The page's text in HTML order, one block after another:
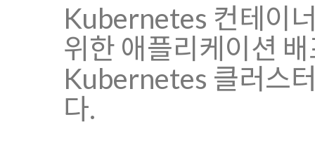
Kubernetes 컨테이
위한 애플리케이션
Kubernetes 클러스
다.